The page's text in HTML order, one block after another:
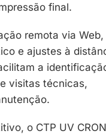
final.
remota via Web,
e ajustes à
a
visitas técnicas,
o CTP UV